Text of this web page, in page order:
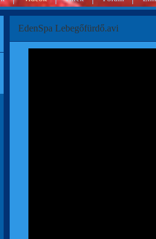
EdenSpa Lebegőfürdő.avi